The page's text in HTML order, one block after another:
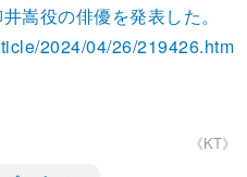
嵩役の俳優を発表した。
2024/04/26/219426.htm
《KT》